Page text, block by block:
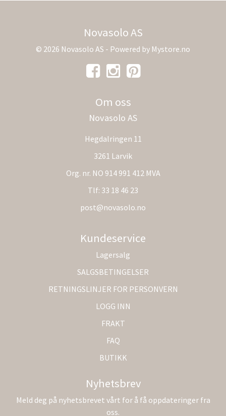
Novasolo AS
© 2026 Novasolo AS - Powered by Mystore.no
Om oss
Novasolo AS
Hegdalringen 11
3261 Larvik
Org. nr. NO 914 991 412 MVA
Tlf: 33 18 46 23
post@novasolo.no
Kundeservice
Lagersalg
SALGSBETINGELSER
RETNINGSLINJER FOR PERSONVERN
LOGG INN
FRAKT
FAQ
BUTIKK
Nyhetsbrev
Meld deg på nyhetsbrevet vårt for å få oppdateringer fra
oss.